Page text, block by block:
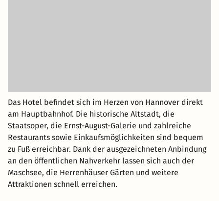
Das Hotel befindet sich im Herzen von Hannover direkt
am Hauptbahnhof. Die historische Altstadt, die
Staatsoper, die Ernst-August-Galerie und zahlreiche
Restaurants sowie Einkaufsmöglichkeiten sind bequem
zu Fuß erreichbar. Dank der ausgezeichneten Anbindung
an den öffentlichen Nahverkehr lassen sich auch der
Maschsee, die Herrenhäuser Gärten und weitere
Attraktionen schnell erreichen.